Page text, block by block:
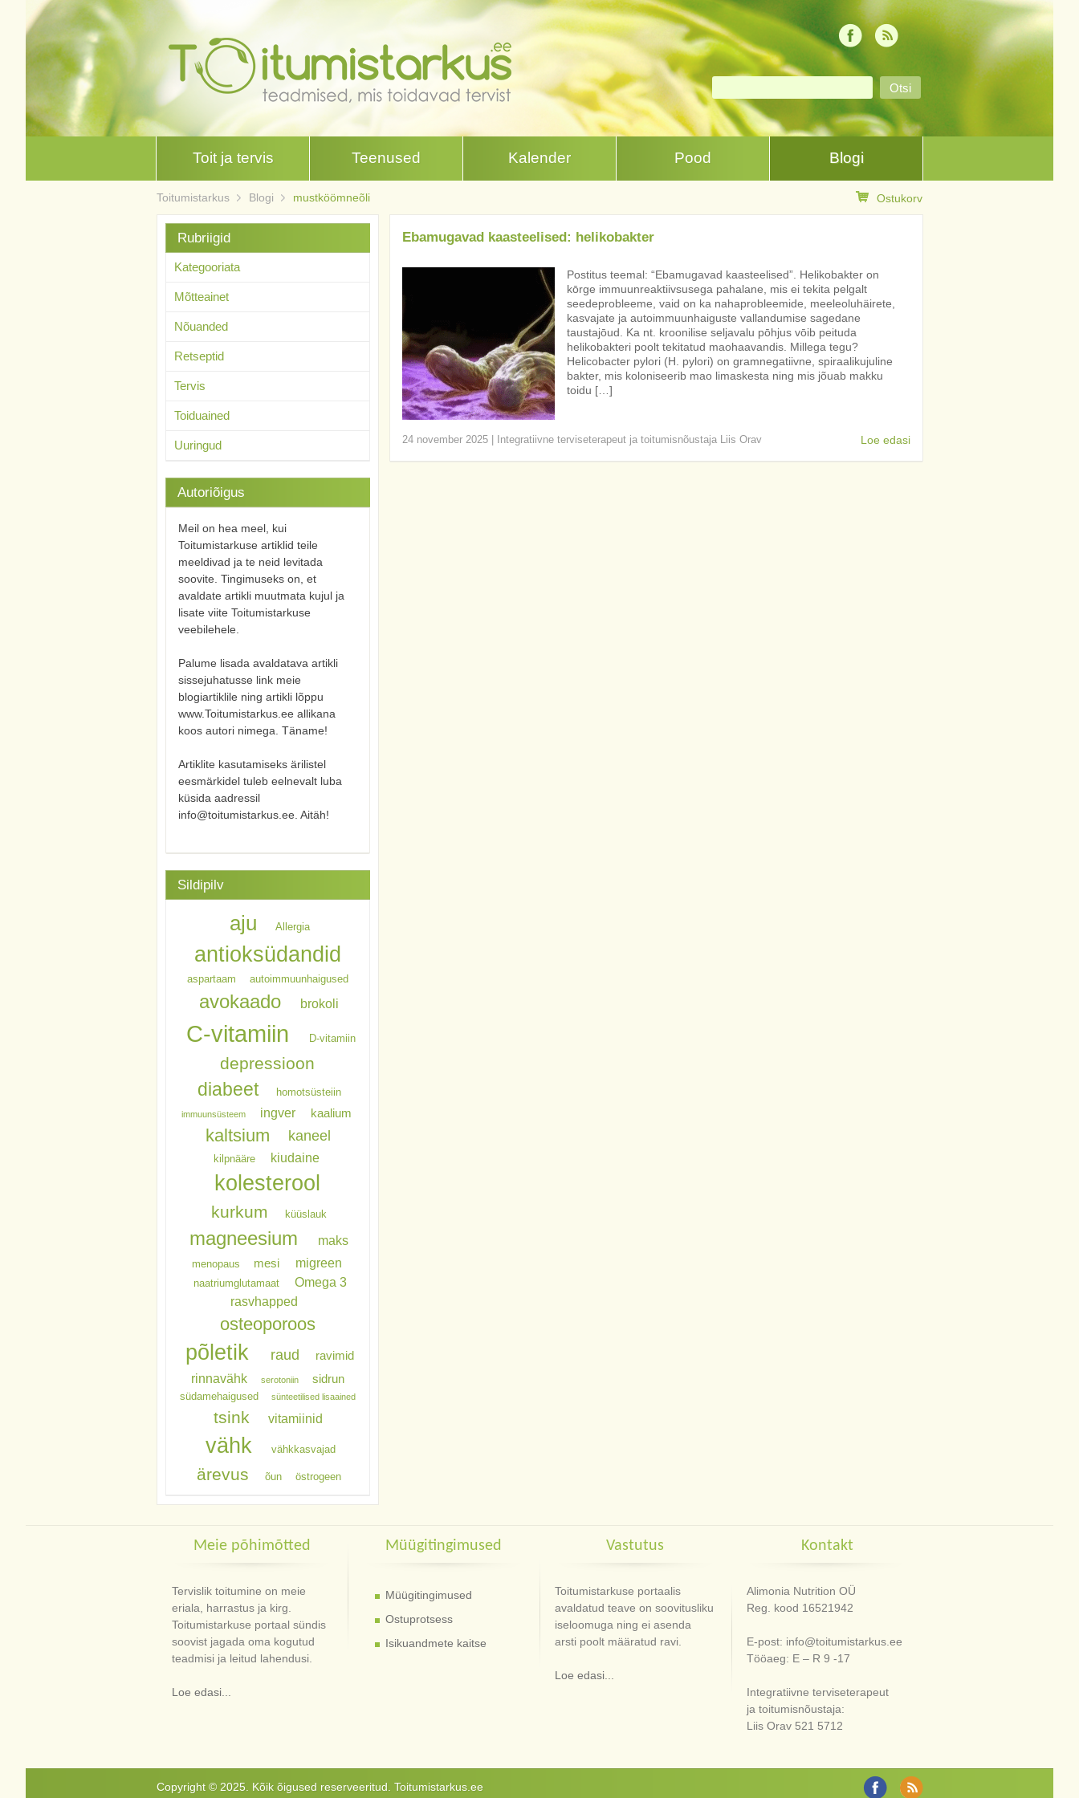
Toit ja tervis Teenused Kalender Pood Blogi
Toitumistarkus Blogi mustköömneõli Ostukorv
Ebamugavad kaasteelised: helikobakter
Postitus teemal: “Ebamugavad kaasteelised”. Helikobakter on
kōrge immuunreaktiivsusega pahalane, mis ei tekita pelgalt
seedeprobleeme, vaid on ka nahaprobleemide, meeleoluhäirete,
kasvajate ja autoimmuunhaiguste vallandumise sagedane
taustajōud. Ka nt. kroonilise seljavalu pōhjus vōib peituda
helikobakteri poolt tekitatud maohaavandis. Millega tegu?
Helicobacter pylori (H. pylori) on gramnegatiivne, spiraalikujuline
bakter, mis koloniseerib mao limaskesta ning mis jõuab makku
toidu […]
24 november 2025| Integratiivne terviseterapeut ja toitumisnõustaja Liis Orav Loe edasi
Rubriigid
Kategooriata
Mõtteainet
Nõuanded
Retseptid
Tervis
Toiduained
Uuringud
Autoriõigus
Meil on hea meel, kui
Toitumistarkuse artiklid teile
meeldivad ja te neid levitada
soovite. Tingimuseks on, et
avaldate artikli muutmata kujul ja
lisate viite Toitumistarkuse
veebilehele.
Palume lisada avaldatava artikli
sissejuhatusse link meie
blogiartiklile ning artikli lõppu
www.Toitumistarkus.ee allikana
koos autori nimega. Täname!
Artiklite kasutamiseks ärilistel
eesmärkidel tuleb eelnevalt luba
küsida aadressil
info@toitumistarkus.ee. Aitäh!
Sildipilv
aju Allergia
antioksüdandid
aspartaam autoimmuunhaigused
avokaado brokoli
C-vitamiin D-vitamiin
depressioon
diabeet homotsüsteiin
immuunsüsteem ingver kaalium
kaltsium kaneel
kilpnääre kiudaine
kolesterool
kurkum küüslauk
magneesium maks
menopaus mesi migreen
naatriumglutamaat
Omega 3
rasvhapped
osteoporoos
põletik raud ravimid
rinnavähk serotoniin sidrun
südamehaigused sünteetilised lisaained
tsink vitamiinid
vähk vähkkasvajad
ärevus õun östrogeen
Meie põhimõtted
Tervislik toitumine on meie
eriala, harrastus ja kirg.
Toitumistarkuse portaal sündis
soovist jagada oma kogutud
teadmisi ja leitud lahendusi.
Loe edasi...
Müügitingimused
Müügitingimused
Ostuprotsess
Isikuandmete kaitse
Vastutus
Toitumistarkuse portaalis
avaldatud teave on soovitusliku
iseloomuga ning ei asenda
arsti poolt määratud ravi.
Loe edasi...
Kontakt
Alimonia Nutrition OÜ
Reg. kood 16521942
E-post: info@toitumistarkus.ee
Tööaeg: E – R 9 -17
Integratiivne terviseterapeut
ja toitumisnõustaja:
Liis Orav 521 5712
Copyright © 2025. Kõik õigused reserveeritud. Toitumistarkus.ee